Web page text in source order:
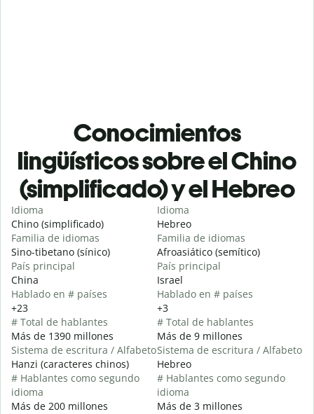
Conocimientos
lingüísticos sobre el Chino
(simplificado) y el Hebreo
Idioma
Chino (simplificado)
Familia de idiomas
Sino-tibetano (sínico)
País principal
China
Hablado en # países
+23
# Total de hablantes
Más de 1390 millones
Sistema de escritura / Alfabeto
Hanzi (caracteres chinos)
# Hablantes como segundo
idioma
Más de 200 millones
Idioma
Hebreo
Familia de idiomas
Afroasiático (semítico)
País principal
Israel
Hablado en # países
+3
# Total de hablantes
Más de 9 millones
Sistema de escritura / Alfabeto
Hebreo
# Hablantes como segundo
idioma
Más de 3 millones